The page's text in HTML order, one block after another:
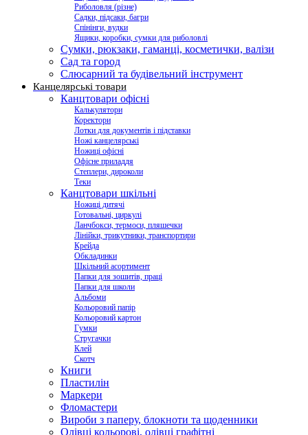
Риболовля (різне)
Садки, підсаки, багри
Спінінги, вудки
Ящики, коробки, сумки для риболовлі
Сумки, рюкзаки, гаманці, косметички, валізи
Сад та город
Слюсарний та будівельний інструмент
Канцелярські товари
Канцтовари офісні
Калькулятори
Коректори
Лотки для документів і підставки
Ножі канцелярські
Ножиці офісні
Офісне приладдя
Степлери, дироколи
Теки
Канцтовари шкільні
Ножиці дитячі
Готовальні, циркулі
Ланчбокси, термоси, пляшечки
Лінійки, трикутники, транспортири
Крейда
Обкладинки
Шкільний асортимент
Папки для зошитів, праці
Папки для школи
Альбоми
Кольоровий папір
Кольоровий картон
Гумки
Стругачки
Клей
Скотч
Книги
Пластилін
Маркери
Фломастери
Вироби з паперу, блокноти та щоденники
Олівці кольорові, олівці графітні